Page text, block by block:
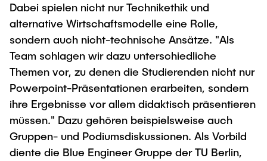
Dabei spielen nicht nur Technikethik und
alternative Wirtschaftsmodelle eine Rolle,
sondern auch nicht-technische Ansätze. "Als
Team schlagen wir dazu unterschiedliche
Themen vor, zu denen die Studierenden nicht nur
Powerpoint-Präsentationen erarbeiten, sondern
ihre Ergebnisse vor allem didaktisch präsentieren
müssen." Dazu gehören beispielsweise auch
Gruppen- und Podiumsdiskussionen. Als Vorbild
diente die Blue Engineer Gruppe der TU Berlin,